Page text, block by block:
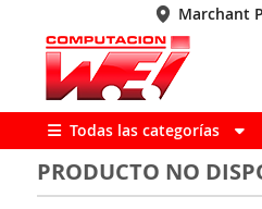
Marchant
Todas las categorías
PRODUCTO NO